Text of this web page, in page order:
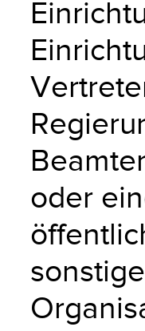
oder